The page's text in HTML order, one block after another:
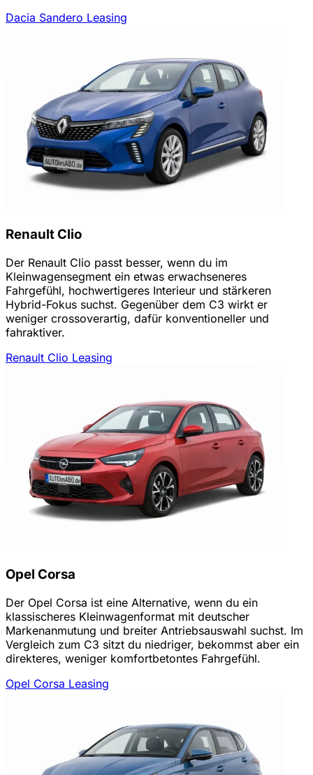
Dacia Sandero Leasing
Renault Clio
Der Renault Clio passt besser, wenn du im
Kleinwagensegment ein etwas erwachseneres
Fahrgefühl, hochwertigeres Interieur und stärkeren
Hybrid-Fokus suchst. Gegenüber dem C3 wirkt er
weniger crossoverartig, dafür konventioneller und
fahraktiver.
Renault Clio Leasing
Opel Corsa
Der Opel Corsa ist eine Alternative, wenn du ein
klassischeres Kleinwagenformat mit deutscher
Markenanmutung und breiter Antriebsauswahl suchst. Im
Vergleich zum C3 sitzt du niedriger, bekommst aber ein
direkteres, weniger komfortbetontes Fahrgefühl.
Opel Corsa Leasing